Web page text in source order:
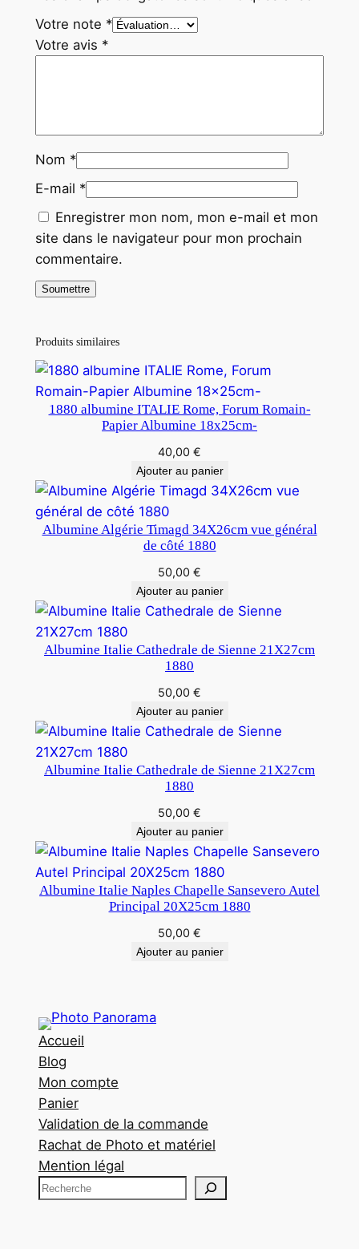
Votre note *
Votre avis *
Nom *
E-mail *
Enregistrer mon nom, mon e-mail et mon
site dans le navigateur pour mon prochain
commentaire.
Produits similaires
1880 albumine ITALIE Rome, Forum Romain-
Papier Albumine 18x25cm-
40,00 €
Ajouter au panier
Albumine Algérie Timagd 34X26cm vue général
de côté 1880
50,00 €
Ajouter au panier
Albumine Italie Cathedrale de Sienne 21X27cm
1880
50,00 €
Ajouter au panier
Albumine Italie Cathedrale de Sienne 21X27cm
1880
50,00 €
Ajouter au panier
Albumine Italie Naples Chapelle Sansevero Autel
Principal 20X25cm 1880
50,00 €
Ajouter au panier
Accueil
Blog
Mon compte
Panier
Validation de la commande
Rachat de Photo et matériel
Mention légal
R